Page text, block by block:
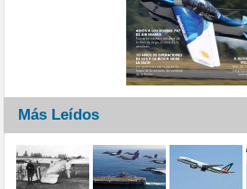
Más Leídos